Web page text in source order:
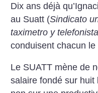
Dix ans déjà
au Suatt (Sindicato
taximetro y
conduisent chacun le
Le SUATT mène de
salaire fondé sur